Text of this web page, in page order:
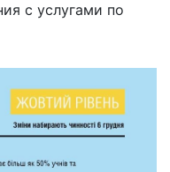
с услугами по